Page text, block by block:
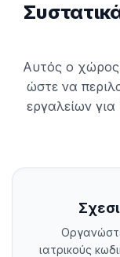
Αυτός ο χώρος
ώστε να
εργαλείων για
ιατρικούς